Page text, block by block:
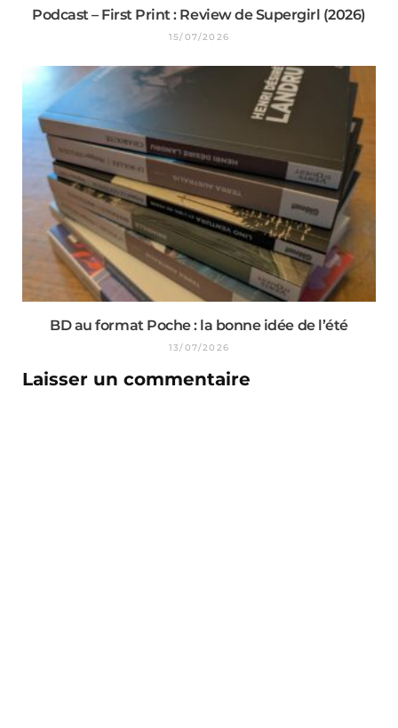
Podcast – First Print : Review de Supergirl (2026)
15/07/2026
BD au format Poche : la bonne idée de l’été
13/07/2026
Laisser un commentaire